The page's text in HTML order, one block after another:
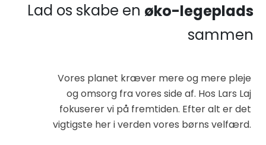
Lad os skabe en øko-legeplads
sammen
Vores planet kræver mere og mere pleje
og omsorg fra vores side af. Hos Lars Laj
fokuserer vi på fremtiden. Efter alt er det
vigtigste her i verden vores børns velfærd.